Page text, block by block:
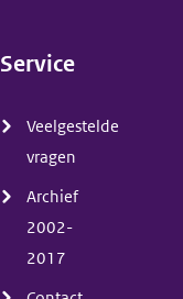
Service
Veelgestelde
vragen
Archief
2002-
2017